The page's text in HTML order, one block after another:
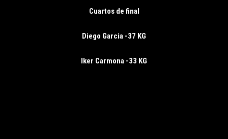
Cuartos de final
Diego Garcia -37 KG
Iker Carmona -33 KG